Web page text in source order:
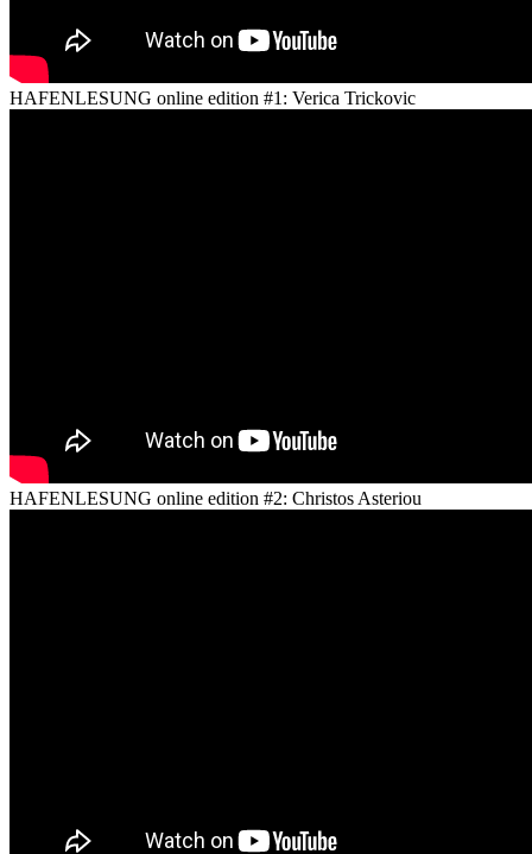
HAFENLESUNG online edition #1: Verica Trickovic
HAFENLESUNG online edition #2: Christos Asteriou